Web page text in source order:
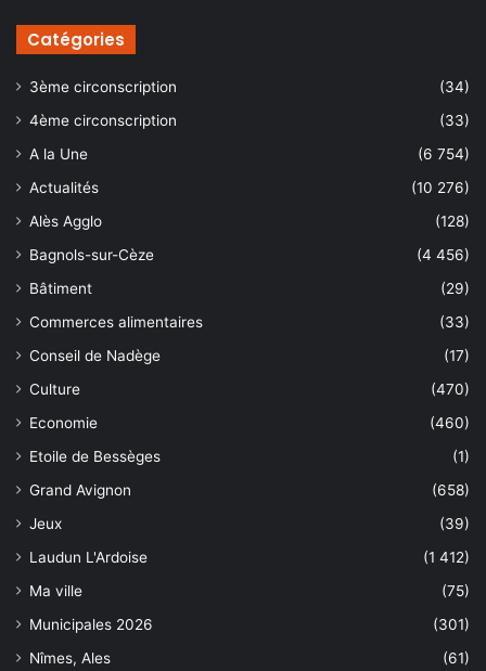
Catégories
3ème circonscription
(34)
4ème circonscription
(33)
A la Une
(6 754)
Actualités
(10 276)
Alès Agglo
(128)
Bagnols-sur-Cèze
(4 456)
Bâtiment
(29)
Commerces alimentaires
(33)
Conseil de Nadège
(17)
Culture
(470)
Economie
(460)
Etoile de Bessèges
(1)
Grand Avignon
(658)
Jeux
(39)
Laudun L'Ardoise
(1 412)
Ma ville
(75)
Municipales 2026
(301)
Nîmes, Ales
(61)